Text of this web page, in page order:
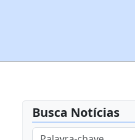
Busca Notícias